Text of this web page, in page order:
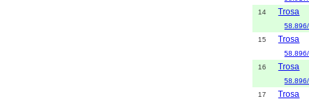
14
Trosa
15
Trosa
16
Trosa
17
Trosa